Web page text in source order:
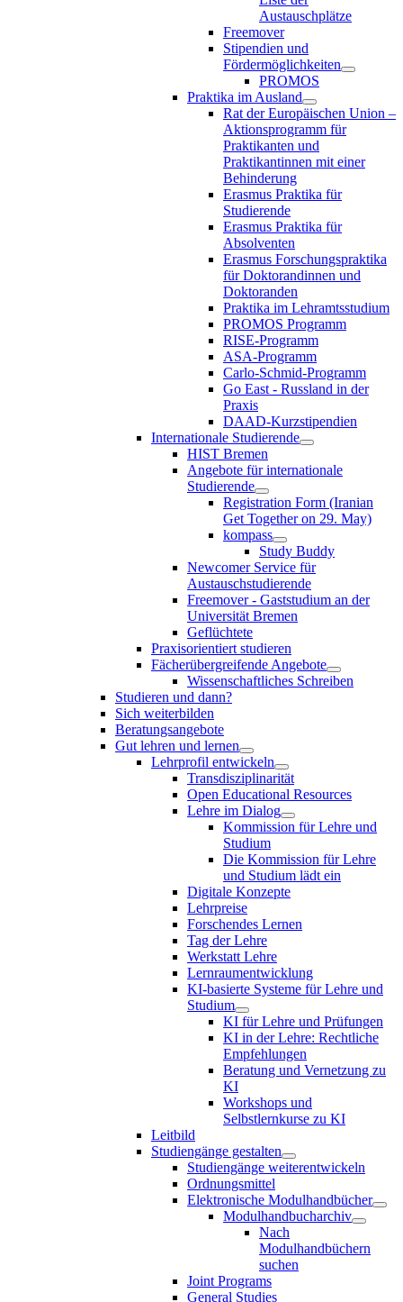
Austauschplätze
Freemover
Stipendien und
Fördermöglichkeiten
PROMOS
Praktika im Ausland
Rat der Europäischen Union –
Aktionsprogramm für
Praktikanten und
Praktikantinnen mit einer
Behinderung
Erasmus Praktika für
Studierende
Erasmus Praktika für
Absolventen
Erasmus Forschungspraktika
für Doktorandinnen und
Doktoranden
Praktika im Lehramtsstudium
PROMOS Programm
RISE-Programm
ASA-Programm
Carlo-Schmid-Programm
Go East - Russland in der
Praxis
DAAD-Kurzstipendien
Internationale Studierende
HIST Bremen
Angebote für internationale
Studierende
Registration Form (Iranian
Get Together on 29. May)
kompass
Study Buddy
Newcomer Service für
Austauschstudierende
Freemover - Gaststudium an der
Universität Bremen
Geflüchtete
Praxisorientiert studieren
Fächerübergreifende Angebote
Wissenschaftliches Schreiben
Studieren und dann?
Sich weiterbilden
Beratungsangebote
Gut lehren und lernen
Lehrprofil entwickeln
Transdisziplinarität
Open Educational Resources
Lehre im Dialog
Kommission für Lehre und
Studium
Die Kommission für Lehre
und Studium lädt ein
Digitale Konzepte
Lehrpreise
Forschendes Lernen
Tag der Lehre
Werkstatt Lehre
Lernraumentwicklung
KI-basierte Systeme für Lehre und
Studium
KI für Lehre und Prüfungen
KI in der Lehre: Rechtliche
Empfehlungen
Beratung und Vernetzung zu
KI
Workshops und
Selbstlernkurse zu KI
Leitbild
Studiengänge gestalten
Studiengänge weiterentwickeln
Ordnungsmittel
Elektronische Modulhandbücher
Modulhandbucharchiv
Nach
Modulhandbüchern
suchen
Joint Programs
General Studies